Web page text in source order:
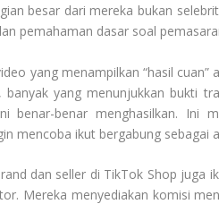
besar dari mereka bukan
pemahaman dasar soal
yang menampilkan “hasil
banyak yang menunjukkan bukti
benar-benar menghasilkan. Ini
mencoba ikut bergabung sebagai
dan seller di TikTok Shop
Mereka menyediakan komisi